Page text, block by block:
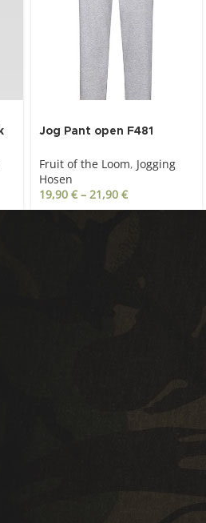
Jog Pant open F481
Fruit of the Loom, Jogging
Hosen
19,90 €– 21,90 €